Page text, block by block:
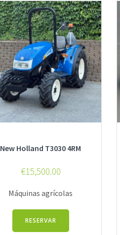
New Holland T3030 4RM
€15,500.00
Máquinas agrícolas
RESERVAR